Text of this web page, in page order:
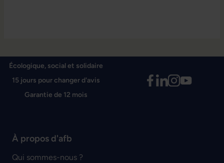
Écologique, social et solidaire
15 jours pour changer d'avis
Garantie de 12 mois
À propos d'afb
Qui sommes-nous ?